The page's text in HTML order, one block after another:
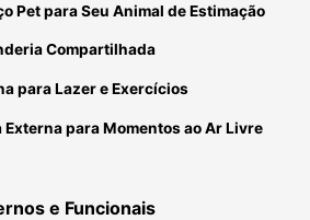
Pet para Seu Animal de Estimação
Compartilhada
para Lazer e Exercícios
Externa para Momentos ao Ar Livre
e Funcionais